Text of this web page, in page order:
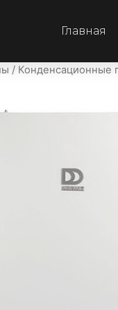
Главная
/ Конденсационные